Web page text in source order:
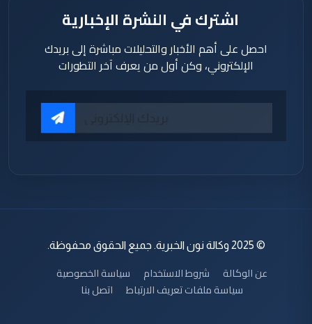
اشترك في النشرة الإخبارية
احصل على أهم الأخبار والتحليلات مباشرة إلى بريدك
الإلكتروني، وكن أول من يعرف آخر التطورات
© 2025 وكالة نون الخبرية. جميع الحقوق محفوظة.
عن الوكالة شروط الاستخدام
سياسة الخصوصية
سياسة ملفات تعريف الارتباط
اتصل بنا